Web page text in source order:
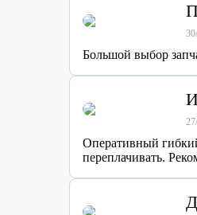
Большой выбор
Оперативный
переплачивать.